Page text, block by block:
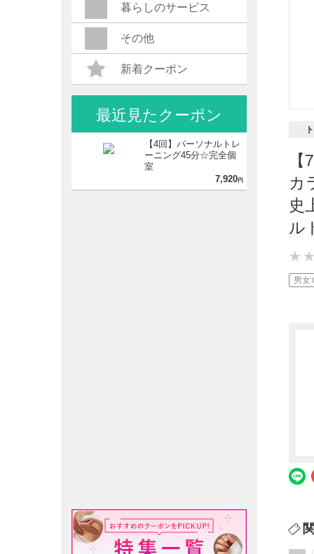
カ
史
ル
男女
暮らしのサービス
その他
新着クーポン
最近見たクーポン
【4回】パーソナルトレ
ーニング45分☆完全個
室
7,920円